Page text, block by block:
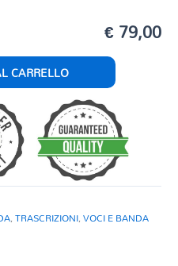
€ 79,00
CARRELLO
,TRASCRIZIONI,VOCI E BANDA